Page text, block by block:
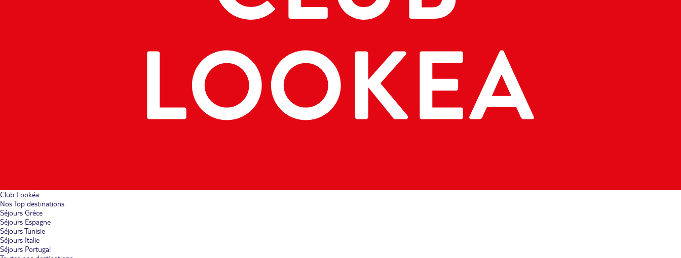
Club Lookéa
Nos Top destinations
Séjours Grèce
Séjours Espagne
Séjours Tunisie
Séjours Italie
Séjours Portugal